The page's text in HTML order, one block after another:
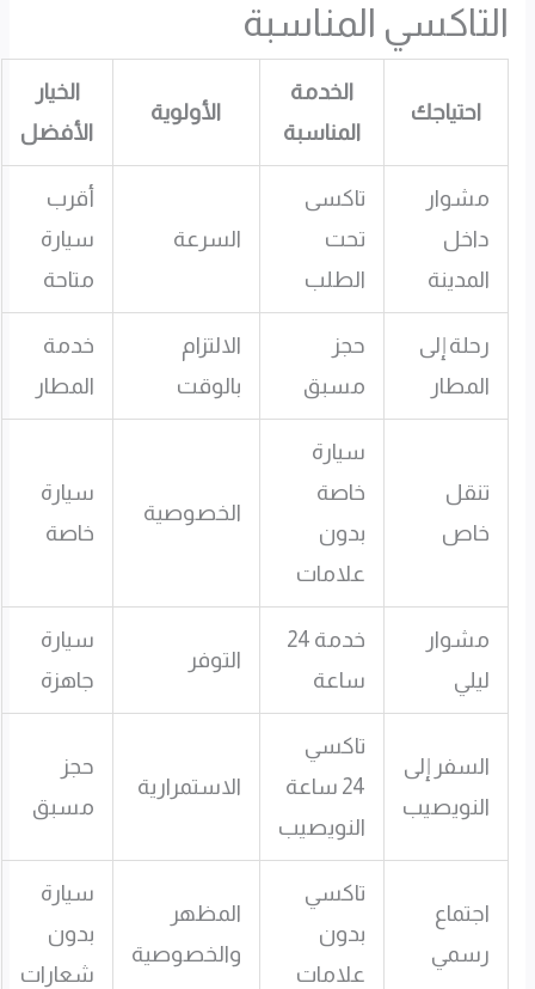
التاكسي المناسبة
احتياجك
الخدمة
المناسبة
الأولوية
الخيار
الأفضل
مشوار
داخل
المدينة
تاكسى
تحت
الطلب
السرعة
أقرب
سيارة
متاحة
رحلة إلى
المطار
حجز
مسبق
الالتزام
بالوقت
خدمة
المطار
تنقل
خاص
سيارة
خاصة
بدون
علامات
الخصوصية
سيارة
خاصة
مشوار
ليلي
خدمة 24
ساعة
التوفر
سيارة
جاهزة
السفر إلى
النويصيب
تاكسي
24 ساعة
النويصيب
الاستمرارية
حجز
مسبق
اجتماع
رسمي
تاكسي
بدون
علامات
المظهر
والخصوصية
سيارة
بدون
شعارات